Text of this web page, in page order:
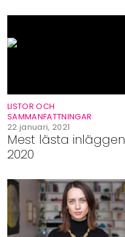
Mest lästa inläggen
2020
LISTOR OCH
SAMMANFATTNINGAR
22 januari, 2021